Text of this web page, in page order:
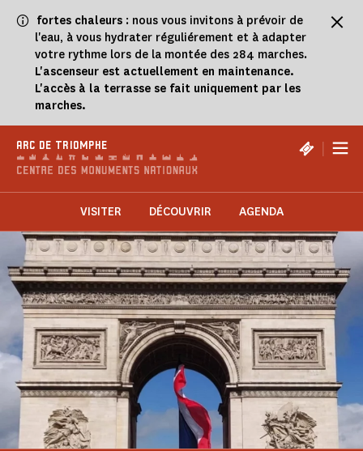
fortes chaleurs : nous vous invitons à prévoir de
l'eau, à vous hydrater réguliérement et à adapter
votre rythme lors de la montée des 284 marches.
L'ascenseur est actuellement en maintenance.
L'accès à la terrasse se fait uniquement par les
marches.
ARC DE TRIOMPHE |
VISITER DÉCOUVRIR AGENDA